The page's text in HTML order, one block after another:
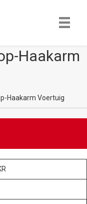
Haakarm
Haakarm Voertuig